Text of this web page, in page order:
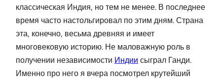
классическая Индия, но тем не менее. В последнее
время часто настольгировал по этим дням. Страна
эта, конечно, весьма древняя и имеет
многовековую историю. Не маловажную роль в
получении независимости Индии сыграл Ганди.
Именно про него я вчера посмотрел крутейший